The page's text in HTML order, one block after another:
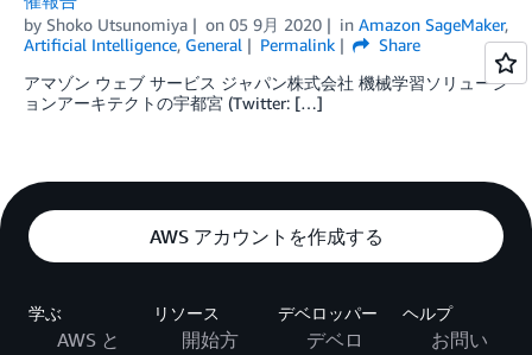
by Shoko Utsunomiya on 05 9月 2020 in Amazon SageMaker,
Artificial Intelligence, General Permalink
Share
アマゾン ウェブ サービス ジャパン株式会社 機械学習ソリューシ
ョンアーキテクトの宇都宮 (Twitter: […]
AWS アカウントを作成する
学ぶ
AWS と
リソース
開始方
デベロッパー
デベロ
ヘルプ
お問い